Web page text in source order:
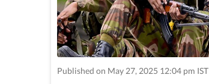
Published on May 27, 2025 12:04 pm IST